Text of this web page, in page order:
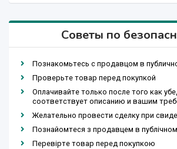
Советы по
Познакомьтесь с продавцом в
Проверьте товар перед покупкой
Оплачивайте только после того как
соответствует описанию и вашим
Желательно провести сделку при
Познайомтеся з продавцем в
Перевірте товар перед покупкою